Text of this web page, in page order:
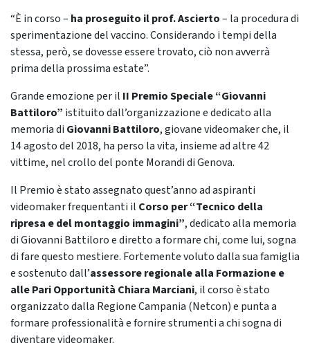
“È in corso – ha proseguito il prof. Ascierto– la procedura di
sperimentazione del vaccino. Considerando i tempi della
stessa, però, se dovesse essere trovato, ciò non avverrà
prima della prossima estate”.
Grande emozione per il II Premio Speciale “Giovanni
Battiloro” istituito dall’organizzazione e dedicato alla
memoria di Giovanni Battiloro, giovane videomaker che, il
14 agosto del 2018, ha perso la vita, insieme ad altre 42
vittime, nel crollo del ponte Morandi di Genova.
Il Premio è stato assegnato quest’anno ad aspiranti
videomaker frequentanti il Corso per “Tecnico della
ripresa e del montaggio immagini”, dedicato alla memoria
di Giovanni Battiloro e diretto a formare chi, come lui, sogna
di fare questo mestiere. Fortemente voluto dalla sua famiglia
e sostenuto dall’assessore regionale alla Formazione e
alle Pari Opportunità Chiara Marciani, il corso è stato
organizzato dalla Regione Campania (Netcon) e punta a
formare professionalità e fornire strumenti a chi sogna di
diventare videomaker.